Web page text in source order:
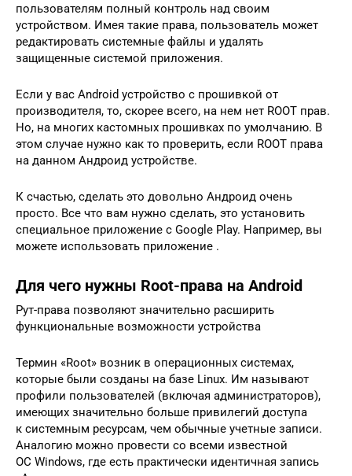
пользователям полный контроль над своим
устройством. Имея такие права, пользователь может
редактировать системные файлы и удалять
защищенные системой приложения.
Если у вас Android устройство с прошивкой от
производителя, то, скорее всего, на нем нет ROOT прав.
Но, на многих кастомных прошивках по умолчанию. В
этом случае нужно как то проверить, если ROOT права
на данном Андроид устройстве.
К счастью, сделать это довольно Андроид очень
просто. Все что вам нужно сделать, это установить
специальное приложение с Google Play. Например, вы
можете использовать приложение .
Для чего нужны Root-права на Android
Рут-права позволяют значительно расширить
функциональные возможности устройства
Термин «Root» возник в операционных системах,
которые были созданы на базе Linux. Им называют
профили пользователей (включая администраторов),
имеющих значительно больше привилегий доступа
к системным ресурсам, чем обычные учетные записи.
Аналогию можно провести со всеми известной
ОС Windows, где есть практически идентичная запись